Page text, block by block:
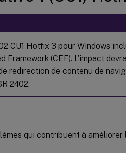
CU1 Hotfix 3 pour Windows
Framework (CEF). L’impact
redirection de contenu de
2402.
qui contribuent à